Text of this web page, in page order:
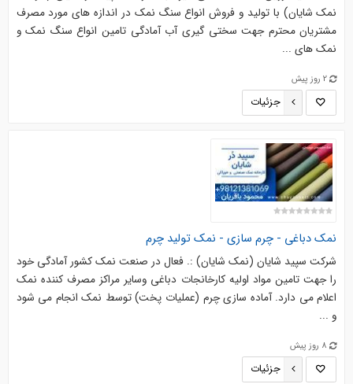
نمک شایان) با تولید و فروش انواع سنگ نمک در اندازه های مورد مصرف
مشتریان محترم جهت سختی گیری آب آمادگی تامین انواع سنگ نمک و
نمک های ...
2 روز پیش
جزئیات
نمک دباغی - چرم سازی - نمک تولید چرم
شرکت سپید شایان (نمک شایان) :. فعال در صنعت نمک کشور آمادگی خود
را جهت تامین مواد اولیه کارخانجات دباغی وسایر مراکز مصرف کننده نمک
اعلام می دارد. آماده سازی چرم (عملیات پخت) توسط نمک انجام می شود
و ...
8 روز پیش
جزئیات